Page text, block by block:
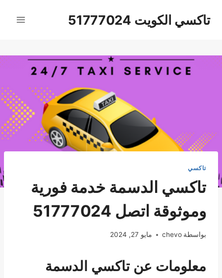
تاكسي الكويت 51777024
تاكسي
تاكسي الدسمة خدمة فورية
وموثوقة اتصل 51777024
بواسطة chevo مايو 27, 2024
معلومات عن تاكسي الدسمة